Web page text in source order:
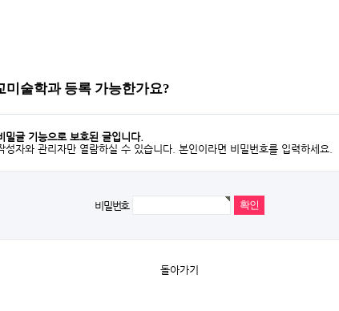
미술학과 등록 가능한가요?
밀글 기능으로 보호된 글입니다.
성자와 관리자만 열람하실 수 있습니다. 본인이라면 비밀번호를 입력하세요.
비밀번호
돌아가기